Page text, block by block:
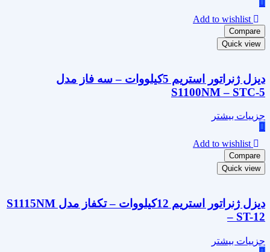
Add to wishlist
Compare
Quick view
دیزل ژنراتور استریم 5کیلووات – سه فاز مدل
S1100NM – STC-5
جزییات بیشتر
Add to wishlist
Compare
Quick view
دیزل ژنراتور استریم 12کیلووات – تکفاز مدل S1115NM
– ST-12
جزییات بیشتر